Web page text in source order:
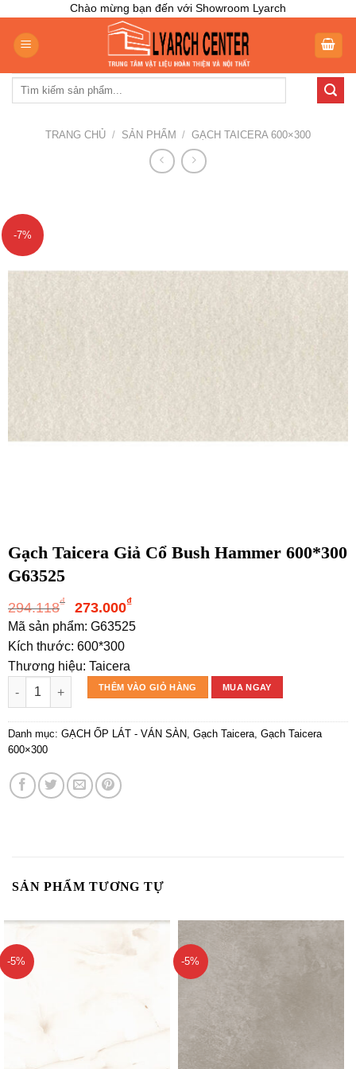
content
Chào mừng bạn đến với Showroom Lyarch
Tìm
TRANG CHỦ / SẢN PHẨM / GẠCH TAICERA 600×300
-7%
Gạch Taicera Giả Cổ Bush Hammer 600*300
G63525
294.118₫
Giá
gốc
là:
294.118₫.
273.000₫Giá
hiện
273.000₫.
Mã sản phẩm: G63525
Kích thước: 600*300
Thương hiệu: Taicera
Gạch Taicera Giả Cổ Bush Hammer 600*300 G63525 số lượng
THÊM VÀO GIỎ HÀNG MUA NGAY
Danh mục: GẠCH ỐP LÁT - VÁN SÀN, Gạch Taicera, Gạch Taicera
600×300
SẢN PHẨM TƯƠNG TỰ
-5% -5%